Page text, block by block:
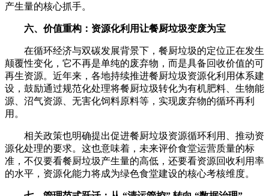
产生量的核心抓手。
六、价值重构：资源化利用让餐厨垃圾变废为宝
在循环经济与双碳发展背景下，餐厨垃圾的定位正在发生
颠覆性变化，它不再是单纯的废弃物，而是具备回收价值的可
再生资源。近年来，各地持续推进餐厨垃圾资源化利用体系建
设，鼓励通过规范化处理将餐厨垃圾转化为有机肥料、生物能
源、沼气资源、无害化饲料原料等，实现废弃物的循环再利
用。
相关政策也明确提出促进餐厨垃圾资源循环利用、推动资
源化处理的要求。这也意味着，未来评价食堂运营质量的标
准，不仅要看餐厨垃圾产生量的高低，还要看资源回收利用率
的水平，资源化能力将成为绿色食堂建设的核心考核维度。